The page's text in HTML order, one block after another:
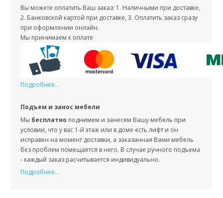
Вы можете оплатить Ваш заказ: 1. Наличными при доставке,
2. Банковской картой при доставке, 3. Оплатить заказ сразу
при оформлении онлайн.
Мы принимаем к оплате
Подробнее...
Подъем и занос мебели
Мы бесплатно поднимем и занесем Вашу мебель при
условии, что у вас 1-й этаж или в доме есть лифт и он
исправен на момент доставки, а заказанная Вами мебель
без проблем помещается в него. В случае ручного подъема
- каждый заказ расчитывается индивидуально.
Подробнее...